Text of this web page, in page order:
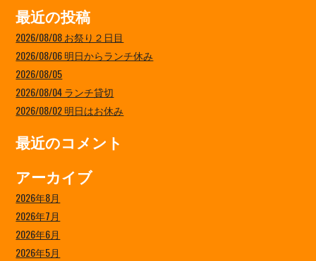
最近の投稿
2026/08/08 お祭り２日目
2026/08/06 明日からランチ休み
2026/08/05
2026/08/04 ランチ貸切
2026/08/02 明日はお休み
最近のコメント
アーカイブ
2026年8月
2026年7月
2026年6月
2026年5月